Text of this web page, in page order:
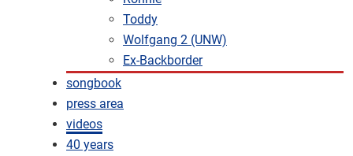
Toddy
Wolfgang 2 (UNW)
Ex-Backborder
songbook
press area
videos
40 years